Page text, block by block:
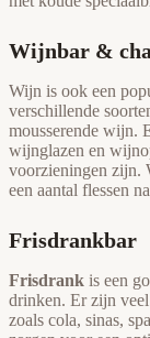
Wijnbar &
Wijn is ook een
verschillende
mousserende wijn.
wijnglazen en
voorzieningen zijn.
een aantal flessen
Frisdrankbar
Frisdrank is een
drinken. Er zijn
zoals cola, sinas,